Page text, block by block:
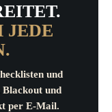
JEDE
und
und
per E-Mail.